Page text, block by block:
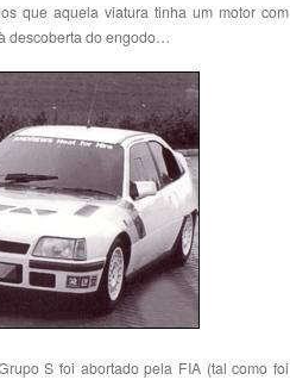
que aquela viatura tinha um motor com
descoberta do engodo…
S foi abortado pela FIA (tal como foi